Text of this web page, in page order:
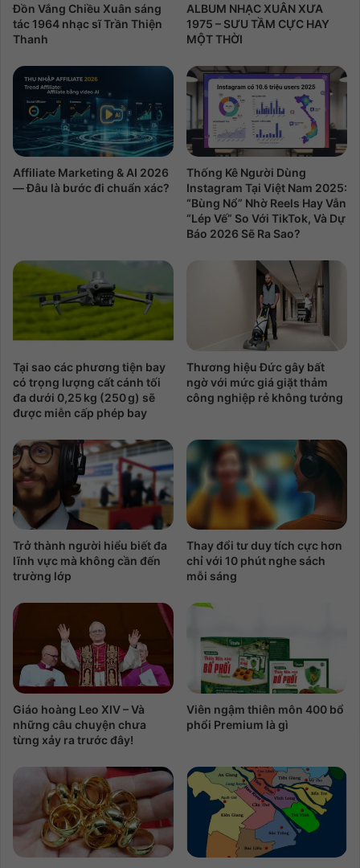
Đồn Vắng Chiều Xuân sáng
tác 1964 nhạc sĩ Trần Thiện
Thanh
ALBUM NHẠC XUÂN XƯA
1975 – SƯU TẦM CỰC HAY
MỘT THỜI
Affiliate Marketing & AI 2026
— Đâu là bước đi chuẩn xác?
Thống Kê Người Dùng
Instagram Tại Việt Nam 2025:
“Bùng Nổ” Nhờ Reels Hay Vẫn
“Lép Vế” So Với TikTok, Và Dự
Báo 2026 Sẽ Ra Sao?
Tại sao các phương tiện bay
có trọng lượng cất cánh tối
đa dưới 0,25 kg (250 g) sẽ
được miễn cấp phép bay
Thương hiệu Đức gây bất
ngờ với mức giá giặt thảm
công nghiệp rẻ không tưởng
Trở thành người hiểu biết đa
lĩnh vực mà không cần đến
trường lớp
Thay đổi tư duy tích cực hơn
chỉ với 10 phút nghe sách
mỗi sáng
Giáo hoàng Leo XIV – Và
những câu chuyện chưa
từng xảy ra trước đây!
Viên ngậm thiên môn 400 bổ
phổi Premium là gì